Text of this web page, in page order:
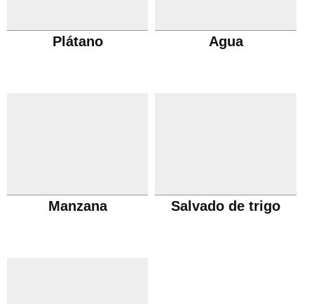
Plátano Agua
Manzana Salvado de trigo